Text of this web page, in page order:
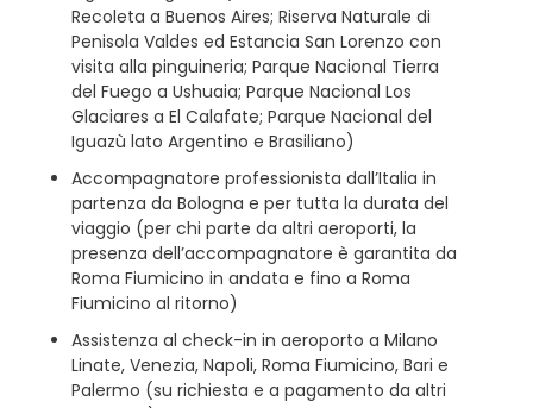
Recoleta a Buenos Aires; Riserva Naturale di
Penisola Valdes ed Estancia San Lorenzo con
visita alla pinguineria; Parque Nacional Tierra
del Fuego a Ushuaia; Parque Nacional Los
Glaciares a El Calafate; Parque Nacional del
Iguazù lato Argentino e Brasiliano)
Accompagnatore professionista dall’Italia in
partenza da Bologna e per tutta la durata del
viaggio (per chi parte da altri aeroporti, la
presenza dell’accompagnatore è garantita da
Roma Fiumicino in andata e fino a Roma
Fiumicino al ritorno)
Assistenza al check-in in aeroporto a Milano
Linate, Venezia, Napoli, Roma Fiumicino, Bari e
Palermo (su richiesta e a pagamento da altri